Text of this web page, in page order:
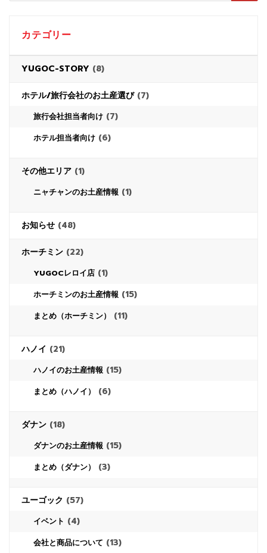
カテゴリー
YUGOC-STORY (8)
ホテル/旅行会社のお土産選び(7)
旅行会社担当者向け (7)
ホテル担当者向け (6)
その他エリア (1)
ニャチャンのお土産情報 (1)
お知らせ (48)
ホーチミン (22)
YUGOCレロイ店 (1)
ホーチミンのお土産情報 (15)
まとめ（ホーチミン） (11)
ハノイ (21)
ハノイのお土産情報 (15)
まとめ（ハノイ） (6)
ダナン (18)
ダナンのお土産情報 (15)
まとめ（ダナン） (3)
ユーゴック (57)
イベント (4)
会社と商品について (13)